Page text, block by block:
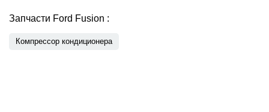
Запчасти Ford Fusion :
Компрессор кондиционера